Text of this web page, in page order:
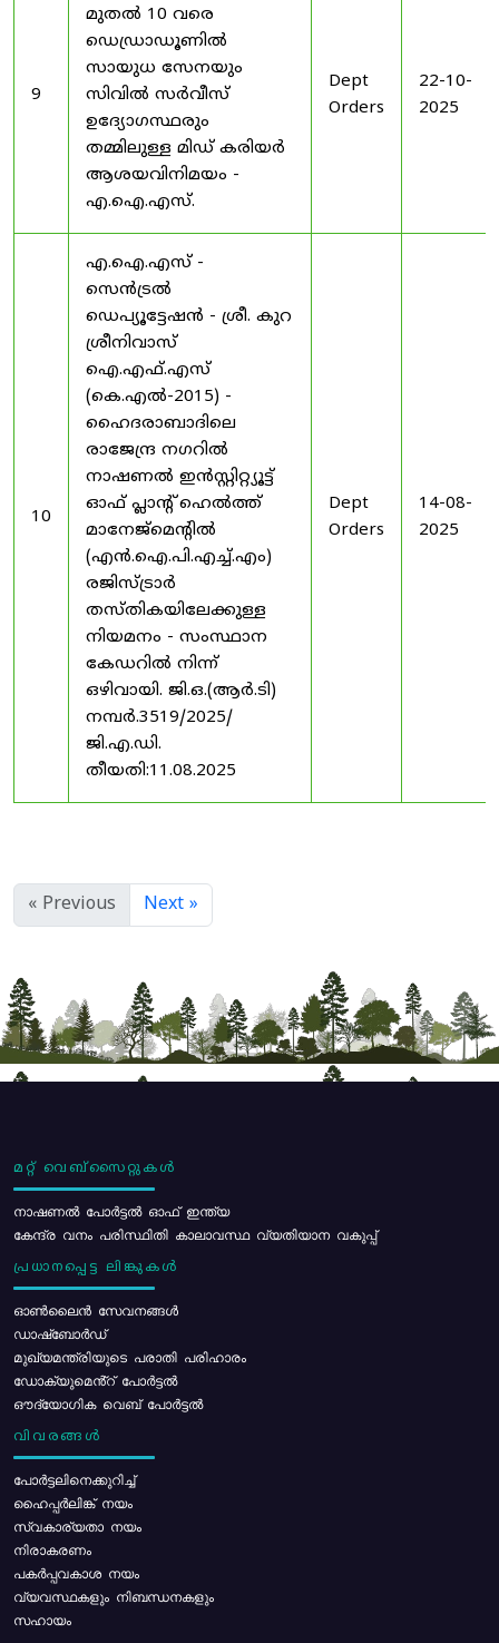
9
മുതൽ 10 വരെ
ഡെഡ്രാഡൂണിൽ
സായുധ സേനയും
സിവിൽ സർവീസ്
ഉദ്യോഗസ്ഥരും
തമ്മിലുള്ള മിഡ് കരിയർ
ആശയവിനിമയം -
എ.ഐ.എസ്.
Dept
Orders
22-10-
2025
10
എ.ഐ.എസ് -
സെൻട്രൽ
ഡെപ്യൂട്ടേഷൻ - ശ്രീ. കുറ
ശ്രീനിവാസ്
ഐ.എഫ്.എസ്
(കെ.എൽ-2015) -
ഹൈദരാബാദിലെ
രാജേന്ദ്ര നഗറിൽ
നാഷണൽ ഇൻസ്റ്റിറ്റ്യൂട്ട്
ഓഫ് പ്ലാന്റ് ഹെൽത്ത്
മാനേജ്‌മെന്റിൽ
(എൻ.ഐ.പി.എച്ച്.എം)
രജിസ്ട്രാർ
തസ്തികയിലേക്കുള്ള
നിയമനം - സംസ്ഥാന
കേഡറിൽ നിന്ന്
ഒഴിവായി. ജി.ഒ.(ആർ.ടി)
നമ്പർ.3519/2025/
ജി.എ.ഡി.
തീയതി:11.08.2025
Dept
Orders
14-08-
2025
« Previous Next »
മറ്റ് വെബ്സൈറ്റുകൾ
നാഷണൽ പോർട്ടൽ ഓഫ് ഇന്ത്യ
കേന്ദ്ര വനം പരിസ്ഥിതി കാലാവസ്ഥ വ്യതിയാന വകുപ്പ്
പ്രധാനപ്പെട്ട ലിങ്കുകൾ
ഓൺലൈൻ സേവനങ്ങൾ
ഡാഷ്ബോർഡ്
മുഖ്യമന്ത്രിയുടെ പരാതി പരിഹാരം
ഡോക്യുമെൻ്റ് പോർട്ടൽ
ഔദ്യോഗിക വെബ് പോർട്ടൽ
വിവരങ്ങൾ
പോര്‍ട്ടലിനെക്കുറിച്ച്
ഹൈപ്പർലിങ്ക് നയം
സ്വകാര്യതാ നയം
നിരാകരണം
പകർപ്പവകാശ നയം
വ്യവസ്ഥകളും നിബന്ധനകളും
സഹായം